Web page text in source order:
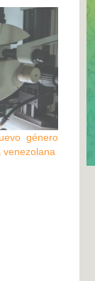
género
venezolana